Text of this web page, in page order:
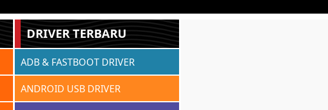
DRIVER TERBARU
ADB & FASTBOOT DRIVER
ANDROID USB DRIVER